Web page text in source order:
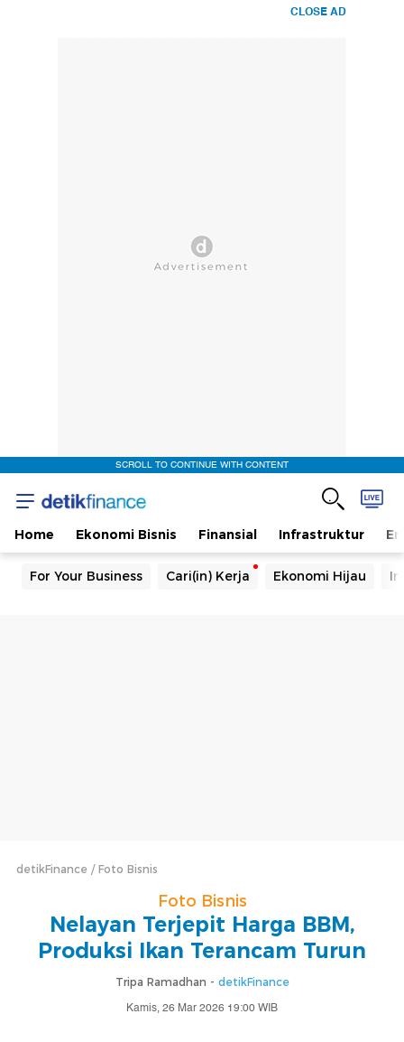
CLOSE AD
SCROLL TO CONTINUE WITH CONTENT
Home Ekonomi Bisnis Finansial Infrastruktur
For Your Business Cari(in) Kerja Ekonomi Hijau
detikFinance Foto Bisnis
Foto Bisnis
Nelayan Terjepit Harga BBM,
Produksi Ikan Terancam Turun
Tripa Ramadhan - detikFinance
Kamis, 26 Mar 2026 19:00 WIB